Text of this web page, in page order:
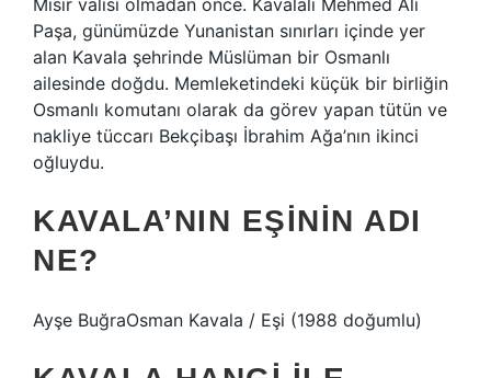
Mısır valisi olmadan önce. Kavalalı Mehmed Ali
Paşa, günümüzde Yunanistan sınırları içinde yer
alan Kavala şehrinde Müslüman bir Osmanlı
ailesinde doğdu. Memleketindeki küçük bir birliğin
Osmanlı komutanı olarak da görev yapan tütün ve
nakliye tüccarı Bekçibaşı İbrahim Ağa’nın ikinci
oğluydu.
KAVALA’NIN EŞININ ADI
NE?
Ayşe BuğraOsman Kavala / Eşi (1988 doğumlu)